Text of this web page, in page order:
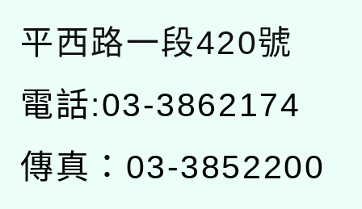
平西路一段420號
電話:03-3862174
傳真：03-3852200